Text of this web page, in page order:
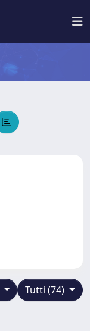
Tutti (74)